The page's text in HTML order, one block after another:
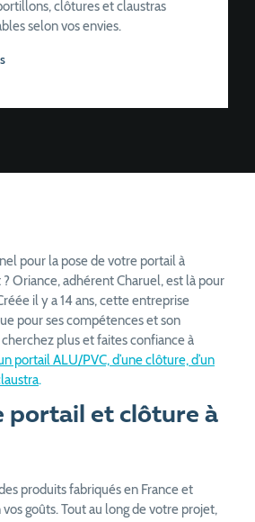
selon vos envies.
Oriance, adhérent Charuel, est là pour
il y a 14 ans, cette entreprise
pour ses compétences et son
plus et faites confiance à
portail ALU/PVC, d’une clôture, d’un
.
portail et clôture à
goûts. Tout au long de votre projet,
nos experts qui vous conseillent en